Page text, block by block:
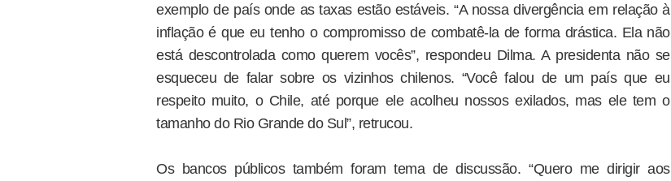
exemplo de país onde as taxas estão estáveis. “A nossa divergência em relação à
inflação é que eu tenho o compromisso de combatê-la de forma drástica. Ela não
está descontrolada como querem vocês”, respondeu Dilma. A presidenta não se
esqueceu de falar sobre os vizinhos chilenos. “Você falou de um país que eu
respeito muito, o Chile, até porque ele acolheu nossos exilados, mas ele tem o
tamanho do Rio Grande do Sul”, retrucou.
Os bancos públicos também foram tema de discussão. “Quero me dirigir aos